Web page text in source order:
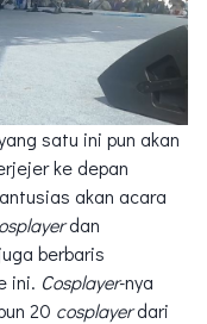
satu ini pun akan
ke depan
akan acara
dan
berbaris
ini. Cosplayer-nya
20 cosplayerdari